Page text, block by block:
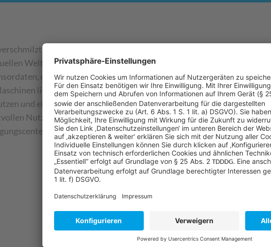
die physikalische Welt mehr und
Welt. Eine zentrale Rolle spielen dabei
die die Basis für Automation und
liefern. Aber wie lassen sich diese
und einsetzen? Eine Möglichkeit, aus
Nutzen zu schaffen, ist das sogenannte
für unsere LösungSycor.Rental.
Lernen Sie das
Systems und wie
Erfahren Sie, wie
senken, mehr
ihre Kunden zu
Freuen Sie sich auf eine spannende Session mit wertvollen